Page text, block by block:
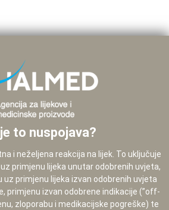
to nuspojava?
i neželjena reakcija na lijek. To uključuje
primjenu lijeka unutar odobrenih uvjeta,
uz primjenu lijeka izvan odobrenih uvjeta
primjenu izvan odobrene indikacije (”off-
zloporabu i medikacijske pogreške) te